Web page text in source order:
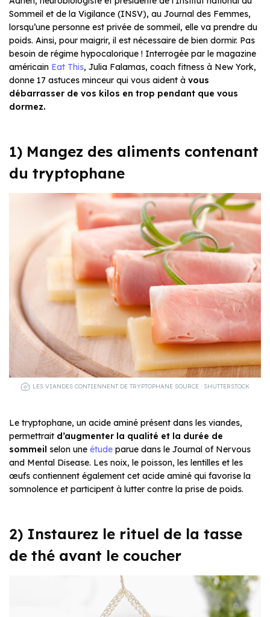
Sommeil et de la Vigilance (INSV), au Journal des Femmes,
lorsqu’une personne est privée de sommeil, elle va prendre du
poids. Ainsi, pour maigrir, il est nécessaire de bien dormir. Pas
besoin de régime hypocalorique ! Interrogée par le magazine
américain Eat This, Julia Falamas, coach fitness à New York,
donne 17 astuces minceur qui vous aident à vous
débarrasser de vos kilos en trop pendant que vous
dormez.
1) Mangez des aliments contenant
du tryptophane
LES VIANDES CONTIENNENT DE TRYPTOPHANE SOURCE : SHUTTERSTOCK
Le tryptophane, un acide aminé présent dans les viandes,
permettrait d’augmenter la qualité et la durée de
sommeil selon une étude parue dans le Journal of Nervous
and Mental Disease. Les noix, le poisson, les lentilles et les
œufs contiennent également cet acide aminé qui favorise la
somnolence et participent à lutter contre la prise de poids.
2) Instaurez le rituel de la tasse
de thé avant le coucher